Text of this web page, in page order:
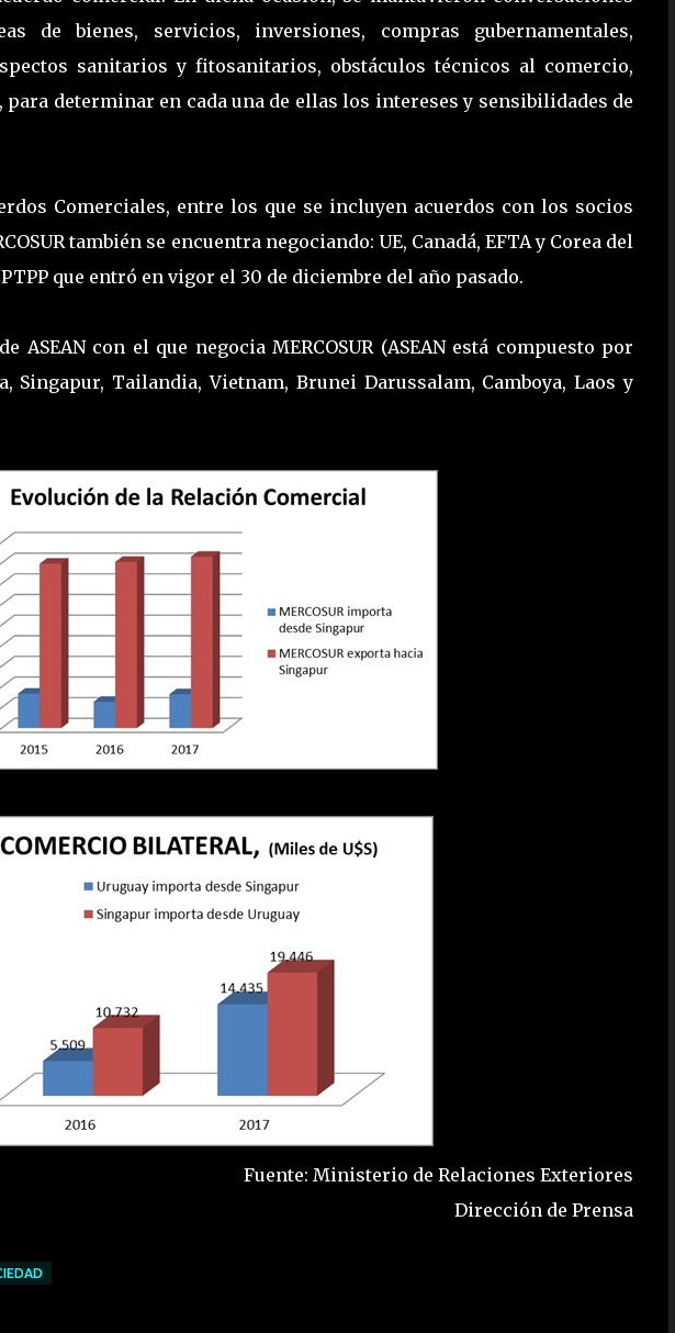
de bienes, servicios, inversiones, compras gubernamentales,
sanitarios y fitosanitarios, obstáculos técnicos al comercio,
determinar en cada una de ellas los intereses y sensibilidades de
Comerciales, entre los que se incluyen acuerdos con los socios
también se encuentra negociando: UE, Canadá, EFTA y Corea del
que entró en vigor el 30 de diciembre del año pasado.
ASEAN con el que negocia MERCOSUR (ASEAN está compuesto por
Singapur, Tailandia, Vietnam, Brunei Darussalam, Camboya, Laos y
Fuente: Ministerio de Relaciones Exteriores
Dirección de Prensa